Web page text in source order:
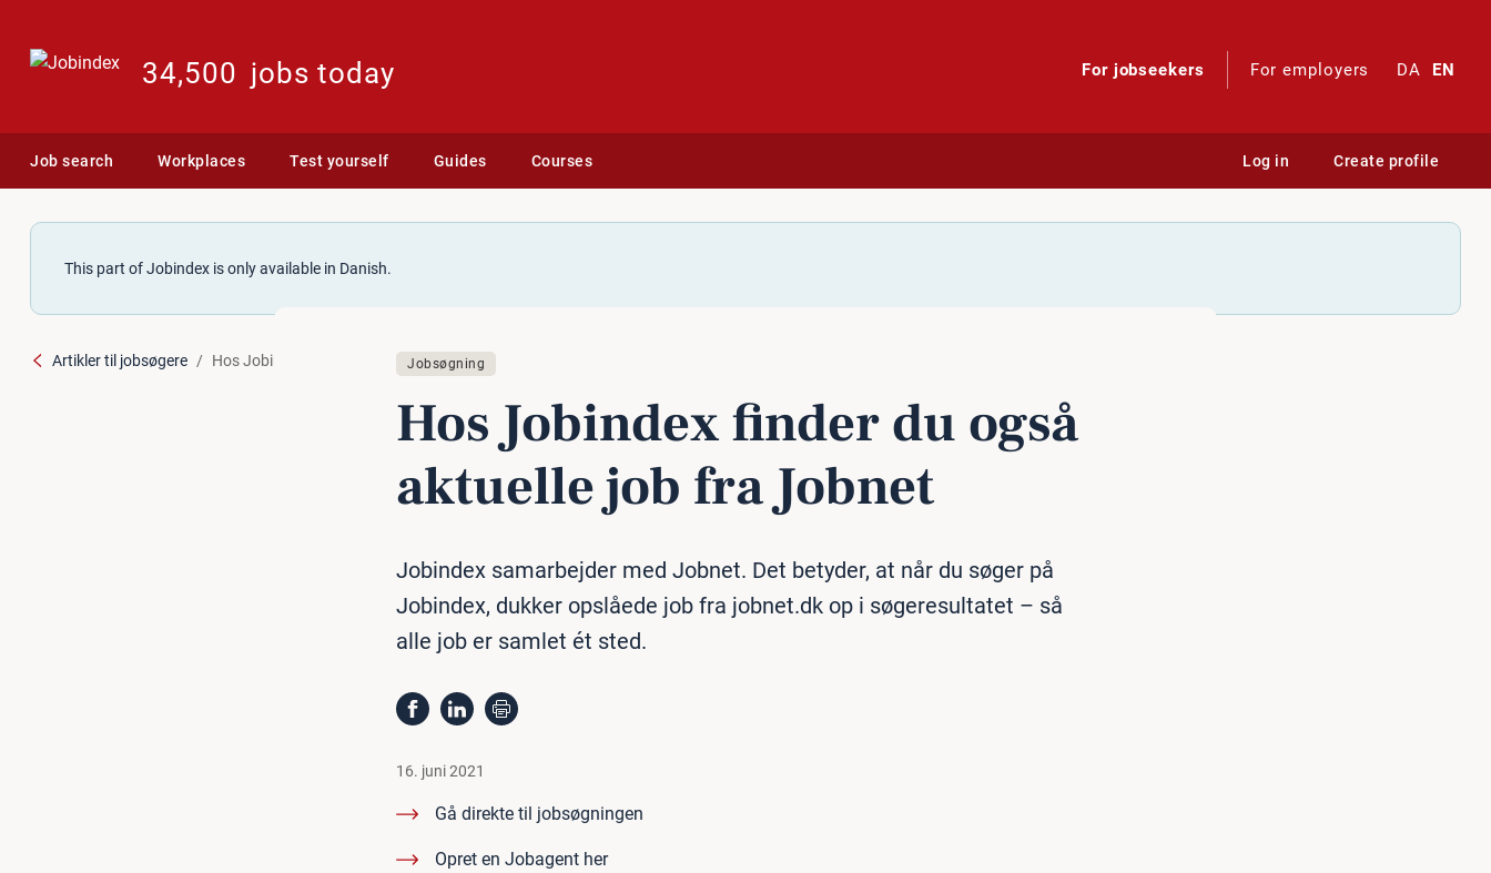
34,500 jobs today For jobseekers For employers DA EN
Job search Workplaces Test yourself Guides Courses Log in Create profile
This part of Jobindex is only available in Danish.
Artikler til jobsøgere Hos Jobindex finder du også aktuelle job fra Jobnet
Jobsøgning
Hos Jobindex finder du også
aktuelle job fra Jobnet
Jobindex samarbejder med Jobnet. Det betyder, at når du søger på
Jobindex, dukker opslåede job fra jobnet.dk op i søgeresultatet – så
alle job er samlet ét sted.
16. juni 2021
Gå direkte til jobsøgningen
Opret en Jobagent her